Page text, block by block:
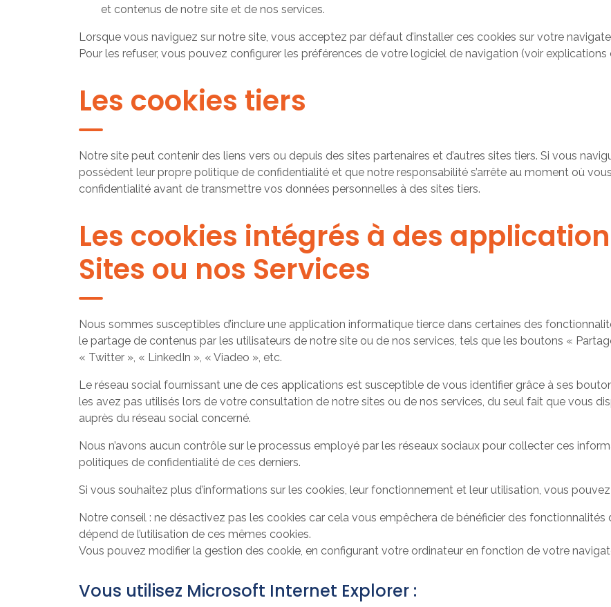
et contenus de notre site et de nos services.
Lorsque vous naviguez sur notre site, vous acceptez par défaut d’installer ces cookies sur votre
Pour les refuser, vous pouvez configurer les préférences de votre logiciel de navigation (voir explications
Les cookies tiers
Notre site peut contenir des liens vers ou depuis des sites partenaires et d’autres sites tiers. Si vous
possèdent leur propre politique de confidentialité et que notre responsabilité s’arrête au moment où
confidentialité avant de transmettre vos données personnelles à des sites tiers.
Les cookies intégrés à des
Sites ou nos Services
Nous sommes susceptibles d’inclure une application informatique tierce dans certaines des
le partage de contenus par les utilisateurs de notre site ou de nos services, tels que les boutons «
« Twitter », « LinkedIn », « Viadeo », etc.
Le réseau social fournissant une de ces applications est susceptible de vous identifier grâce à ses
les avez pas utilisés lors de votre consultation de notre sites ou de nos services, du seul fait que vous
auprès du réseau social concerné.
Nous n’avons aucun contrôle sur le processus employé par les réseaux sociaux pour collecter ces
politiques de confidentialité de ces derniers.
Si vous souhaitez plus d’informations sur les cookies, leur fonctionnement et leur utilisation, vous
Notre conseil : ne désactivez pas les cookies car cela vous empêchera de bénéficier des
dépend de l’utilisation de ces mêmes cookies.
Vous pouvez modifier la gestion des cookie, en configurant votre ordinateur en fonction de votre
Vous utilisez Microsoft Internet Explorer :